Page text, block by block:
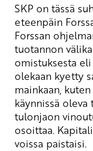
SKP on tässä
eteenpäin
Forssan
tuotannon
omistuksesta
olekaan kyetty
mainkaan,
käynnissä
tulonjaon
osoittaa.
voissa paistaisi.